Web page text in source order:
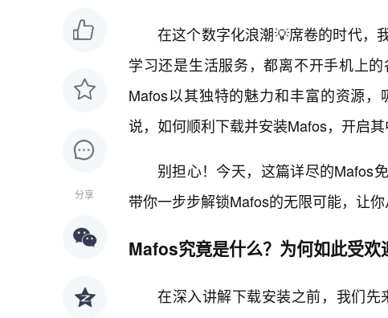
分享
在这个数字化浪潮💡席卷的时代，
学习还是生活服务，都离不开手机上
Mafos以其独特的魅力和丰富的资源
说，如何顺利下载并安装Mafos，开启
别担心！今天，这篇详尽的Mafos
带你一步步解锁Mafos的无限可能，让你
Mafos究竟是什么？为何如此受欢
在深入讲解下载安装之前，我们